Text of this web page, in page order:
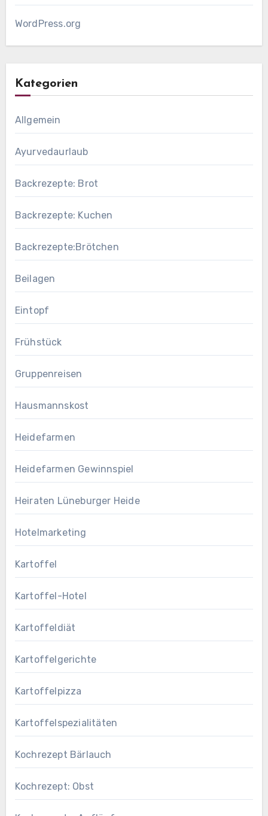
WordPress.org
Kategorien
Allgemein
Ayurvedaurlaub
Backrezepte: Brot
Backrezepte: Kuchen
Backrezepte:Brötchen
Beilagen
Eintopf
Frühstück
Gruppenreisen
Hausmannskost
Heidefarmen
Heidefarmen Gewinnspiel
Heiraten Lüneburger Heide
Hotelmarketing
Kartoffel
Kartoffel-Hotel
Kartoffeldiät
Kartoffelgerichte
Kartoffelpizza
Kartoffelspezialitäten
Kochrezept Bärlauch
Kochrezept: Obst